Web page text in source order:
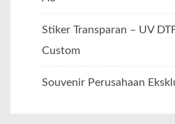
Stiker Transparan – UV
Custom
Souvenir Perusahaan